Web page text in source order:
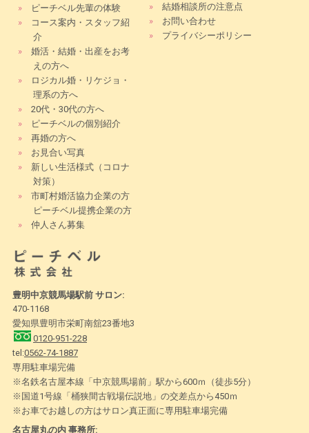
»
ピーチベル先輩の体験
»
コース案内・スタッフ紹
介
»
婚活・結婚・出産をお考
えの方へ
»
ロジカル婚・リケジョ・
理系の方へ
»
20代・30代の方へ
»
ピーチベルの個別紹介
»
再婚の方へ
»
お見合い写真
»
新しい生活様式（コロナ
対策）
»
市町村婚活協力企業の方
ピーチベル提携企業の方
»
仲人さん募集
»
結婚相談所の注意点
»
お問い合わせ
»
プライバシーポリシー
豊明中京競馬場駅前 サロン:
470-1168
愛知県豊明市栄町南舘23番地3
0120-951-228
tel:0562-74-1887
専用駐車場完備
※名鉄名古屋本線「中京競馬場前」駅から600ｍ（徒歩5分）
※国道1号線「桶狭間古戦場伝説地」の交差点から450ｍ
※お車でお越しの方はサロン真正面に専用駐車場完備
名古屋丸の内 事務所: